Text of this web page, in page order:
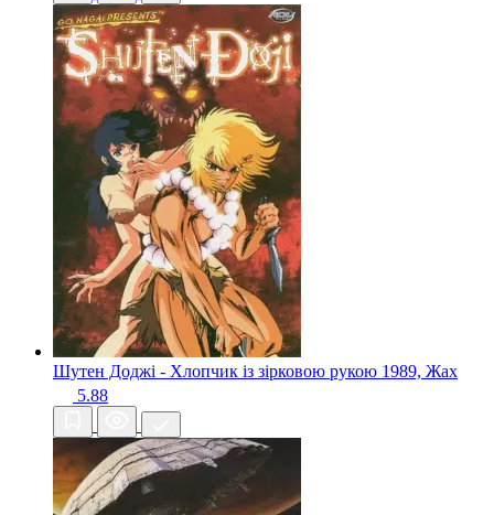
Шутен Доджі - Хлопчик із зірковою рукою 1989, Жах
5.88